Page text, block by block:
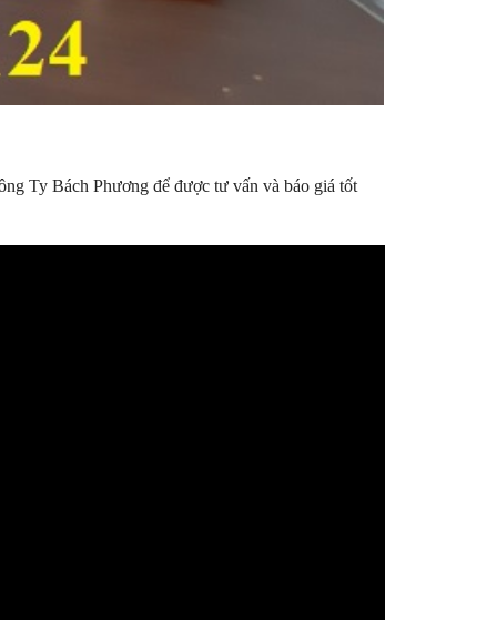
Ty Bách Phương để được tư vấn và báo giá tốt